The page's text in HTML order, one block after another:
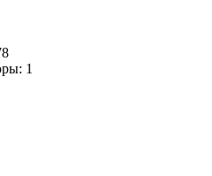
1